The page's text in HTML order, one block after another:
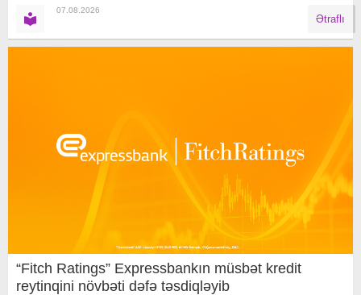
07.08.2026
Ətraflı
“Fitch Ratings” Expressbankın müsbət kredit
reytinqini növbəti dəfə təsdiqləyib